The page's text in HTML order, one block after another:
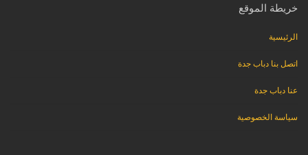
خريطة الموقع
الرئيسية
اتصل بنا دباب جدة
عنا دباب جدة
سياسة الخصوصية